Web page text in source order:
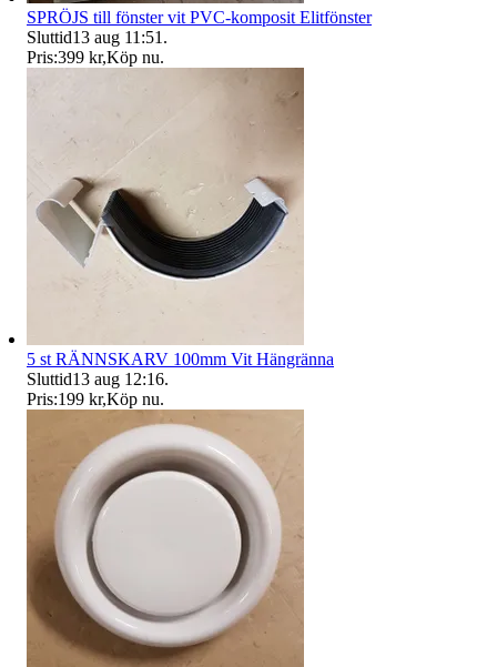
SPRÖJS till fönster vit PVC-komposit Elitfönster
Sluttid13 aug 11:51 .
Pris:399 kr,Köp nu.
5 st RÄNNSKARV 100mm Vit Hängränna
Sluttid13 aug 12:16.
Pris:199 kr,Köp nu.